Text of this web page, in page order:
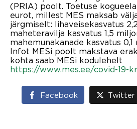
(PRIA) poolt. Toetuse
eurot, millest MES maksab
järgmiselt: lihaveisekasvatus
maheteravilja kasvatus 1,5
mahemunakanade kasvatus 0,1
Infot MESi poolt makstava
kohta saab MESi kodulehelt
https://www.mes.ee/covid-19-
Facebook Twitter